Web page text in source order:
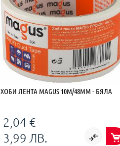
ХОБИ ЛЕНТА MAGUS 10М/48ММ - БЯЛА
2,04 €
3,99 ЛВ.